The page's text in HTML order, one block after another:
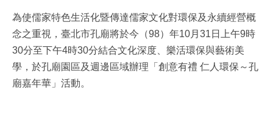
為使儒家特色生活化暨傳達儒家文化對環保及永續經營概
念之重視，臺北市孔廟將於今（98）年10月31日上午9時
30分至下午4時30分結合文化深度、樂活環保與藝術美
學，於孔廟園區及週邊區域辦理「創意有禮 仁人環保～孔
廟嘉年華」活動。